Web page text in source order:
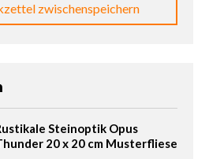
zwischenspeichern
Steinoptik Opus
20 x 20 cm Musterfliese